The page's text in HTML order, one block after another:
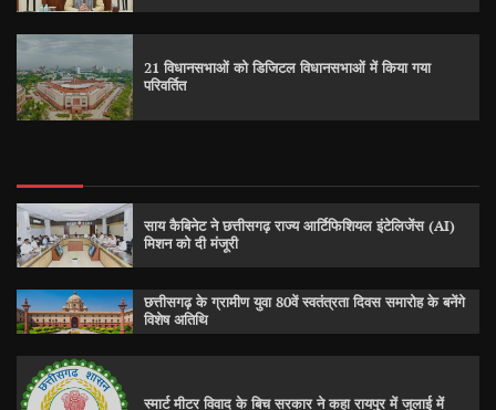
21 विधानसभाओं को डिजिटल विधानसभाओं में किया गया
परिवर्तित
साय कैबिनेट ने छत्तीसगढ़ राज्य आर्टिफिशियल इंटेलिजेंस (AI)
मिशन को दी मंजूरी
छत्तीसगढ़ के ग्रामीण युवा 80वें स्वतंत्रता दिवस समारोह के बनेंगे
विशेष अतिथि
स्मार्ट मीटर विवाद के बिच सरकार ने कहा रायपुर में जुलाई में